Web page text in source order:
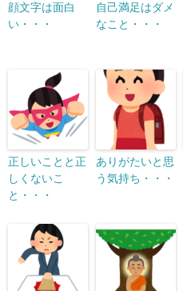
顔文字は面白
い・・・
自己満足はダメ
なこと・・・
正しいことと正
しくないこ
と・・・
ありがたいと思
う気持ち・・・